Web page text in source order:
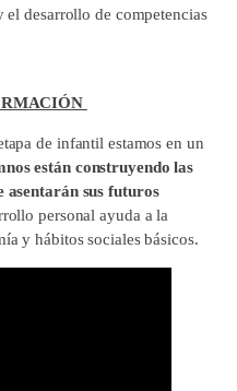
desarrollo de competencias
de infantil estamos en un
están construyendo las
asentarán sus futuros
personal ayuda a la
y hábitos sociales básicos.